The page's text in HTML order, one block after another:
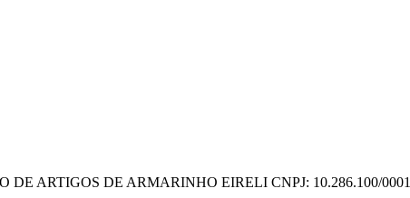
DE ARTIGOS DE ARMARINHO EIRELI CNPJ: 10.286.100/